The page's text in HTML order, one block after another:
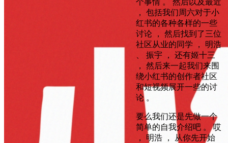
个事情 。 然后以及最近
， 包括我们周六对于小
红书的各种各样的一些
讨论 ， 然后找到了三位
社区从业的同学 ， 明浩
、 振宇 ， 还有姬十三
， 然后来一起我们来围
绕小红书的创作者社区
和短视频展开一些的讨
论 。
要么我们还是先做一个
简单的自我介绍吧 。 哎
， 明浩 ， 从你先开始